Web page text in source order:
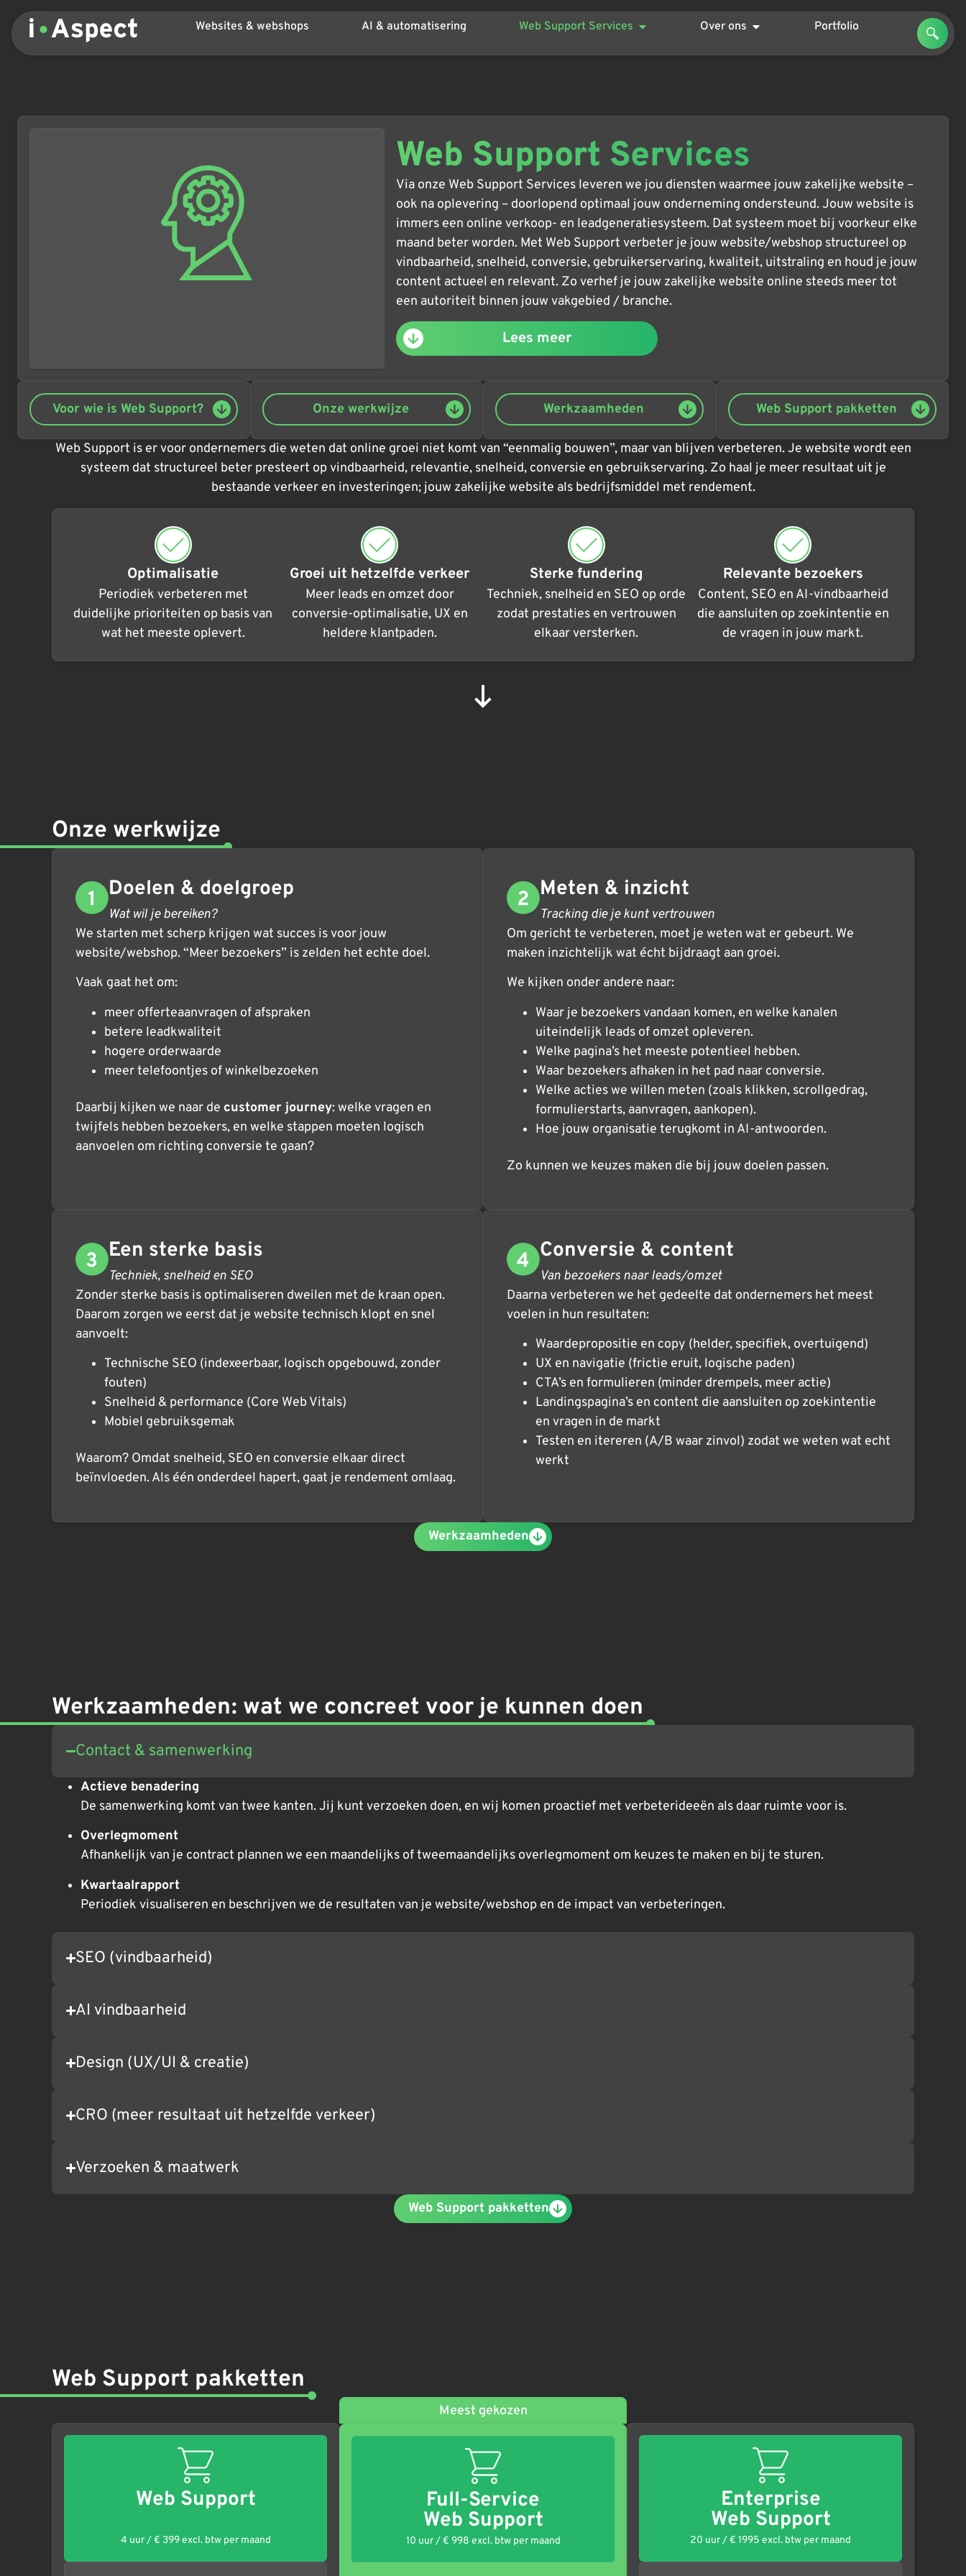
Websites & webshops AI & automatisering Web Support Services Over ons Portfolio
Web Support Services
Via onze Web Support Services leveren we jou diensten waarmee jouw zakelijke website –
ook na oplevering – doorlopend optimaal jouw onderneming ondersteund. Jouw website is
immers een online verkoop- en leadgeneratiesysteem. Dat systeem moet bij voorkeur elke
maand beter worden. Met Web Support verbeter je jouw website/webshop structureel op
vindbaarheid, snelheid, conversie, gebruikerservaring, kwaliteit, uitstraling en houd je jouw
content actueel en relevant. Zo verhef je jouw zakelijke website online steeds meer tot
een autoriteit binnen jouw vakgebied / branche.
Lees meer
Voor wie is Web Support? Onze werkwijze Werkzaamheden Web Support pakketten
Web Support is er voor ondernemers die weten dat online groei niet komt van “eenmalig bouwen”, maar van blijven verbeteren. Je website wordt een
systeem dat structureel beter presteert op vindbaarheid, relevantie, snelheid, conversie en gebruikservaring. Zo haal je meer resultaat uit je
bestaande verkeer en investeringen; jouw zakelijke website als bedrijfsmiddel met rendement.
Optimalisatie
Periodiek verbeteren met
duidelijke prioriteiten op basis van
wat het meeste oplevert.
Groei uit hetzelfde verkeer
Meer leads en omzet door
conversie-optimalisatie, UX en
heldere klantpaden.
Sterke fundering
Techniek, snelheid en SEO op orde
zodat prestaties en vertrouwen
elkaar versterken.
Relevante bezoekers
Content, SEO en AI-vindbaarheid
die aansluiten op zoekintentie en
de vragen in jouw markt.
Onze werkwijze
Doelen & doelgroep
Wat wil je bereiken?
We starten met scherp krijgen wat succes is voor jouw
website/webshop. “Meer bezoekers” is zelden het echte doel.
Vaak gaat het om:
meer offerteaanvragen of afspraken
betere leadkwaliteit
hogere orderwaarde
meer telefoontjes of winkelbezoeken
Daarbij kijken we naar de customer journey: welke vragen en
twijfels hebben bezoekers, en welke stappen moeten logisch
aanvoelen om richting conversie te gaan?
Meten & inzicht
Tracking die je kunt vertrouwen
Om gericht te verbeteren, moet je weten wat er gebeurt. We
maken inzichtelijk wat écht bijdraagt aan groei.
We kijken onder andere naar:
Waar je bezoekers vandaan komen, en welke kanalen
uiteindelijk leads of omzet opleveren.
Welke pagina’s het meeste potentieel hebben.
Waar bezoekers afhaken in het pad naar conversie.
Welke acties we willen meten (zoals klikken, scrollgedrag,
formulierstarts, aanvragen, aankopen).
Hoe jouw organisatie terugkomt in AI-antwoorden.
Zo kunnen we keuzes maken die bij jouw doelen passen.
Een sterke basis
Techniek, snelheid en SEO
Zonder sterke basis is optimaliseren dweilen met de kraan open.
Daarom zorgen we eerst dat je website technisch klopt en snel
aanvoelt:
Technische SEO (indexeerbaar, logisch opgebouwd, zonder
fouten)
Snelheid & performance (Core Web Vitals)
Mobiel gebruiksgemak
Waarom? Omdat snelheid, SEO en conversie elkaar direct
beïnvloeden. Als één onderdeel hapert, gaat je rendement omlaag.
Conversie & content
Van bezoekers naar leads/omzet
Daarna verbeteren we het gedeelte dat ondernemers het meest
voelen in hun resultaten:
Waardepropositie en copy (helder, specifiek, overtuigend)
UX en navigatie (frictie eruit, logische paden)
CTA’s en formulieren (minder drempels, meer actie)
Landingspagina’s en content die aansluiten op zoekintentie
en vragen in de markt
Testen en itereren (A/B waar zinvol) zodat we weten wat echt
werkt
Werkzaamheden
Werkzaamheden: wat we concreet voor je kunnen doen
Contact & samenwerking
Actieve benadering
De samenwerking komt van twee kanten. Jij kunt verzoeken doen, en wij komen proactief met verbeterideeën als daar ruimte voor is.
Overlegmoment
Afhankelijk van je contract plannen we een maandelijks of tweemaandelijks overlegmoment om keuzes te maken en bij te sturen.
Kwartaalrapport
Periodiek visualiseren en beschrijven we de resultaten van je website/webshop en de impact van verbeteringen.
SEO (vindbaarheid)
AI vindbaarheid
Design (UX/UI & creatie)
CRO (meer resultaat uit hetzelfde verkeer)
Verzoeken & maatwerk
Web Support pakketten
Web Support pakketten
Web Support
4 uur / € 399 excl. btw per maand
Meest gekozen
Full-Service
Web Support
10 uur / € 998 excl. btw per maand
Enterprise
Web Support
20 uur / € 1995 excl. btw per maand